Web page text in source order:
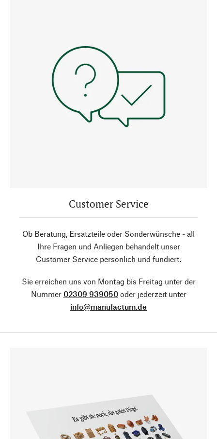
Customer Service
Ob Beratung, Ersatzteile oder Sonderwünsche - all
Ihre Fragen und Anliegen behandelt unser
Customer Service persönlich und fundiert.
Sie erreichen uns von Montag bis Freitag unter der
Nummer 02309 939050oder jederzeit unter
info@manufactum.de